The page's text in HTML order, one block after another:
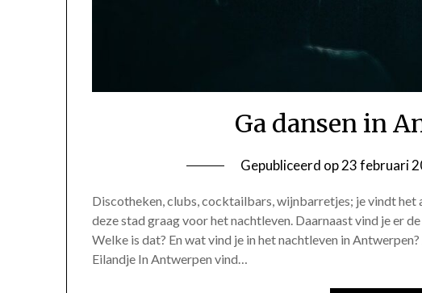
Ga dansen in
Gepubliceerd op23 februari
Discotheken, clubs, cocktailbars, wijnbarretjes; je vindt het
deze stad graag voor het nachtleven. Daarnaast vind je er
Welke is dat? En wat vind je in het nachtleven in
Eilandje In Antwerpen vind…